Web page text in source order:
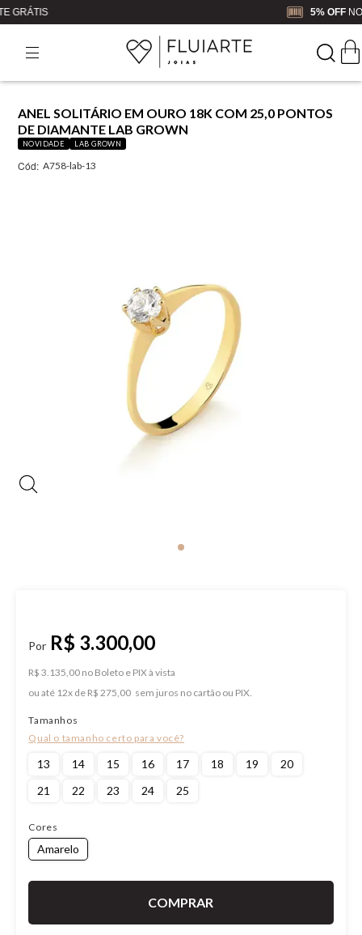
ANEL SOLITÁRIO EM OURO 18K COM 25,0 PONTOS
DE DIAMANTE LAB GROWN
NOVIDADE LAB GROWN
Cód: A758-lab-13
R$ 3.300,00
R$ 3.135,00 no Boleto e PIX
ou
12x de R$ 275,00
Tamanhos
13 14 15 16 17 18 19
20
21
22 23 24 25
Cores
Amarelo